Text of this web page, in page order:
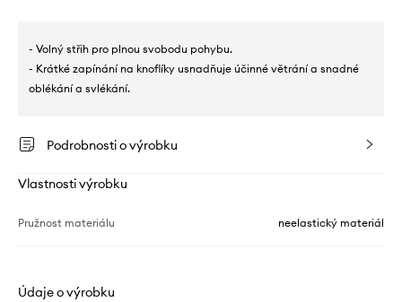
- Volný střih pro plnou svobodu pohybu.
- Krátké zapínání na knoflíky usnadňuje účinné větrání a snadné
oblékání a svlékání.
Podrobnosti o výrobku
Vlastnosti výrobku
Pružnost materiálu neelastický materiál
Údaje o výrobku